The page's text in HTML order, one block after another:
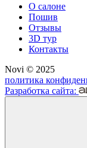
О салоне
Пошив
Отзывы
3D тур
Контакты
Novi © 2025
политика
Разработка сайта: